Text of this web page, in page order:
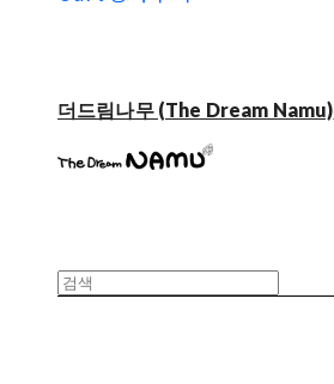
더드림나무 (The Dream Namu)